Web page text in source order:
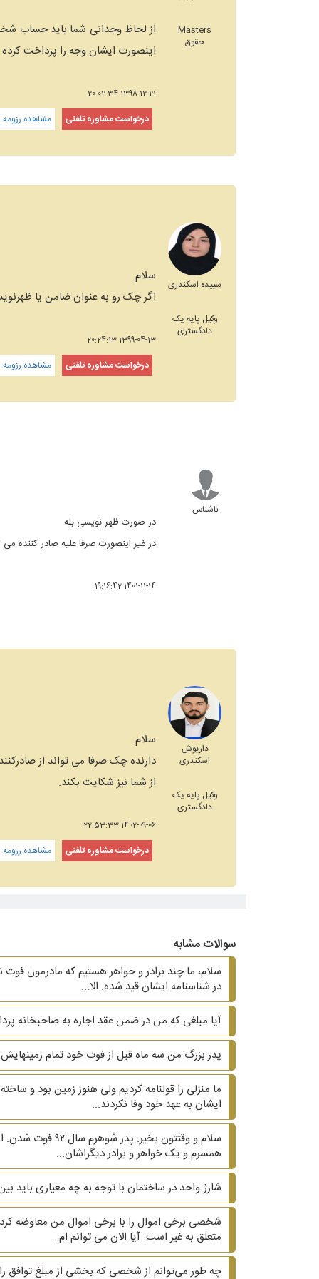
Masters
حقوق
از لحاظ وجدانی شما باید حساب
اینصورت ایشان وجه را پرداخت
1398-12-21 20:02:34
درخواست مشاوره تلفنی مشاهده رزومه
سپیده اسکندری
وکیل پایه یک
دادگستری
سلام
اگر چک رو به عنوان ضامن یا
1399-04-13 20:24:13
درخواست مشاوره تلفنی مشاهده رزومه
ناشناس
در صورت ظهر نویسی بله
در غیر اینصورت صرفا علیه صادر کننده می
1401-11-14 19:16:42
داریوش
اسکندری
وکیل پایه یک
دادگستری
سلام
دارنده چک صرفا می تواند از
از شما نیز شکایت بکند.
1402-09-06 22:53:33
درخواست مشاوره تلفنی مشاهده رزومه
سوالات مشابه
سلام، ما چند برادر و حواهر هستیم که مادرمون
در شناسنامه ایشان قید شده. الا...
آیا مبلغی که من در ضمن عقد اجاره به صاحبخانه
پدر بزرگ من سه ماه قبل از فوت خود تمام
ما منزلی را قولنامه کردیم ولی هنوز زمین بود و
ایشان به عهد خود وفا نکردند...
سلام و وقتتون
همسرم و یک خواهر و برادر دیگراشان...
شارژ واحد در ساختمان با توجه به چه معیاری باید
شخصی برخی اموال را با برخی اموال من معاوضه
متعلق به غیر است. آیا الان می توانم ام...
چه طور می‌توانم از شخصی که بخشی از مبلغ توافق